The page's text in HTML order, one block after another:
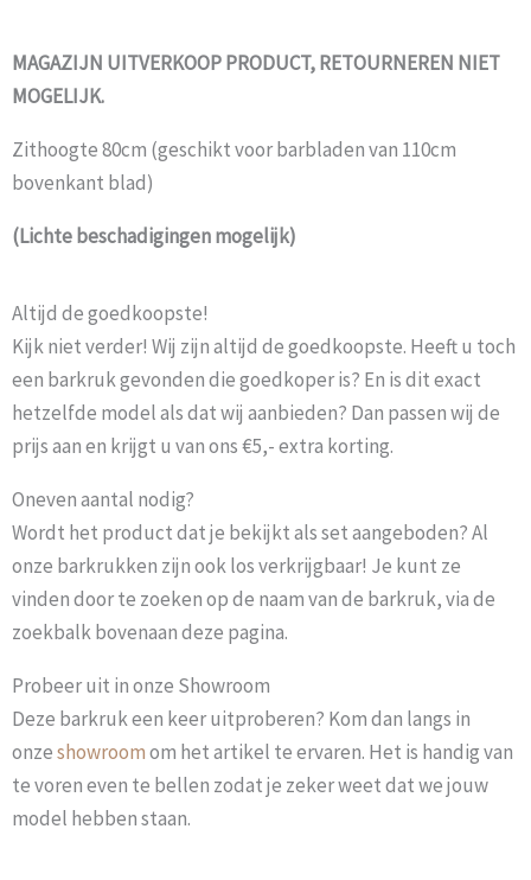
MAGAZIJN UITVERKOOP PRODUCT, RETOURNEREN NIET
MOGELIJK.
Zithoogte 80cm (geschikt voor barbladen van 110cm
bovenkant blad)
(Lichte beschadigingen mogelijk)
Altijd de goedkoopste!
Kijk niet verder! Wij zijn altijd de goedkoopste. Heeft u toch
een barkruk gevonden die goedkoper is? En is dit exact
hetzelfde model als dat wij aanbieden? Dan passen wij de
prijs aan en krijgt u van ons €5,- extra korting.
Oneven aantal nodig?
Wordt het product dat je bekijkt als set aangeboden? Al
onze barkrukken zijn ook los verkrijgbaar! Je kunt ze
vinden door te zoeken op de naam van de barkruk, via de
zoekbalk bovenaan deze pagina.
Probeer uit in onze Showroom
Deze barkruk een keer uitproberen? Kom dan langs in
onzeshowroomom het artikel te ervaren. Het is handig van
te voren even te bellen zodat je zeker weet dat we jouw
model hebben staan.